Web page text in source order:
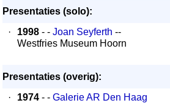
Presentaties (solo):
·
1998 - - Joan Seyferth --
Westfries Museum Hoorn
Presentaties (overig):
·
1974 - - Galerie AR Den Haag